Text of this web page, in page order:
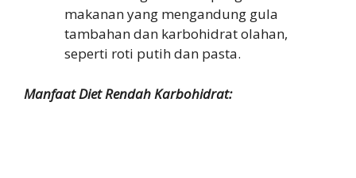
makanan yang mengandung gula
tambahan dan karbohidrat olahan,
seperti roti putih dan pasta.
Manfaat Diet Rendah Karbohidrat: